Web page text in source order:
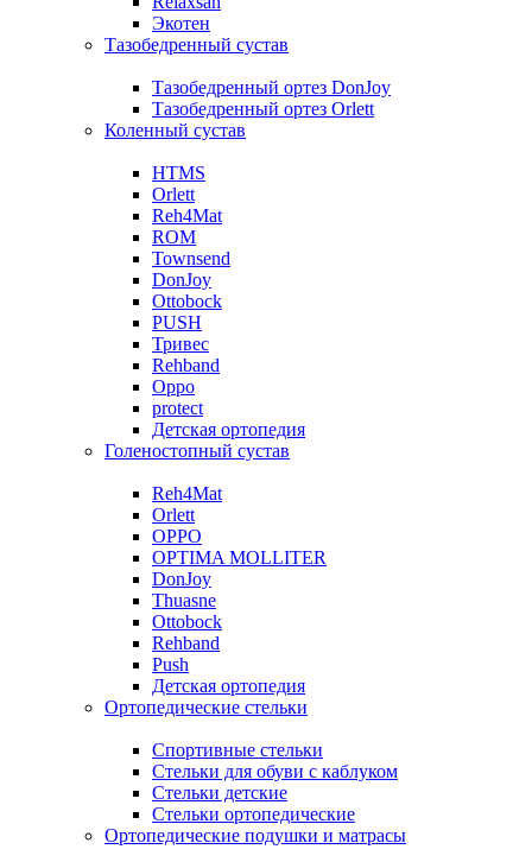
Экотен
Тазобедренный сустав
Тазобедренный ортез DonJoy
Тазобедренный ортез Orlett
Коленный сустав
HTMS
Orlett
Reh4Mat
ROM
Townsend
DonJoy
Ottobock
PUSH
Тривес
Rehband
Oppo
protect
Детская ортопедия
Голеностопный сустав
Reh4Mat
Orlett
OPPO
OPTIMA MOLLITER
DonJoy
Thuasne
Ottobock
Rehband
Push
Детская ортопедия
Ортопедические стельки
Спортивные стельки
Стельки для обуви с каблуком
Стельки детские
Стельки ортопедические
Ортопедические подушки и матрасы